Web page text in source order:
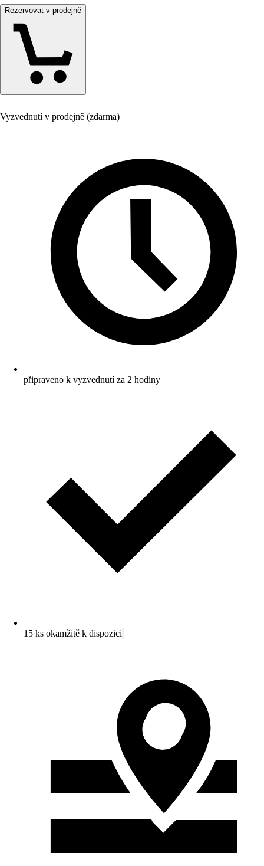
Rezervovat v prodejně
Vyzvednutí v prodejně (zdarma)
připraveno k vyzvednutí za 2 hodiny
15 ks okamžitě k dispozici